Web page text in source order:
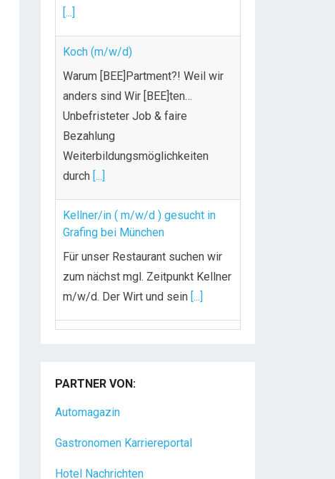
[...]
Koch (m/w/d)
Warum [BEE]Partment?! Weil wir
anders sind Wir [BEE]ten…
Unbefristeter Job & faire
Bezahlung
Weiterbildungsmöglichkeiten
durch [...]
Kellner/in ( m/w/d ) gesucht in
Grafing bei München
Für unser Restaurant suchen wir
zum nächst mgl. Zeitpunkt Kellner
m/w/d. Der Wirt und sein [...]
Dein Arbeitsplatz mit
(m/w/d) Du bist Gastgeber aus
Leidenschaft und liebst[...]